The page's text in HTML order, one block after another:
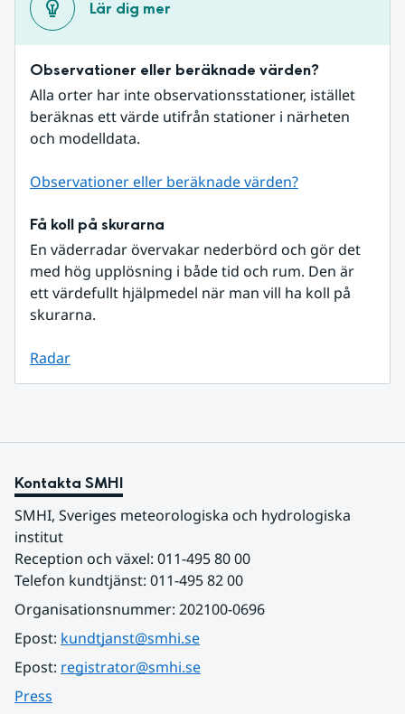
Lär dig mer
Observationer eller beräknade värden?
Alla orter har inte observationsstationer, istället
beräknas ett värde utifrån stationer i närheten
och modelldata.
Observationer eller beräknade värden?
Få koll på skurarna
En väderradar övervakar nederbörd och gör det
med hög upplösning i både tid och rum. Den är
ett värdefullt hjälpmedel när man vill ha koll på
skurarna.
Radar
Kontakta SMHI
SMHI, Sveriges meteorologiska och hydrologiska
institut
Reception och växel: 011-495 80 00
Telefon kundtjänst: 011-495 82 00
Organisationsnummer: 202100-0696
Epost: kundtjanst@smhi.se
Epost: registrator@smhi.se
Press